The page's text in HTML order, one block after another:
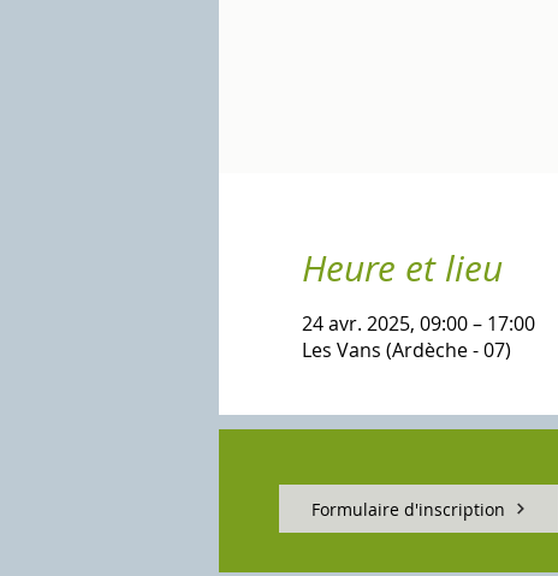
Heure et lieu
24 avr. 2025, 09:00 – 17:00
Les Vans (Ardèche - 07)
Formulaire d'inscription